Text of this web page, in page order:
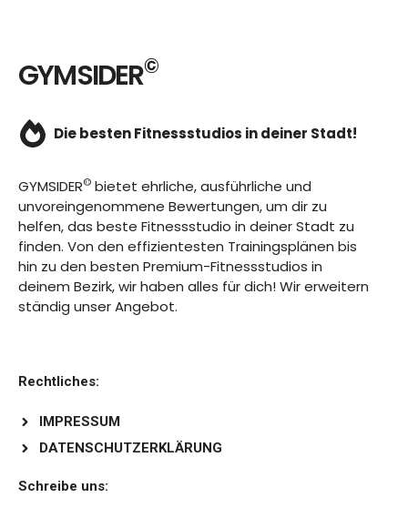
GYMSIDER©
Die besten Fitnessstudios in deiner Stadt!
GYMSIDER© bietet ehrliche, ausführliche und
unvoreingenommene Bewertungen, um dir zu
helfen, das beste Fitnessstudio in deiner Stadt zu
finden. Von den effizientesten Trainingsplänen bis
hin zu den besten Premium-Fitnessstudios in
deinem Bezirk, wir haben alles für dich! Wir erweitern
ständig unser Angebot.
Rechtliches:
IMPRESSUM
DATENSCHUTZERKLÄRUNG
Schreibe uns: